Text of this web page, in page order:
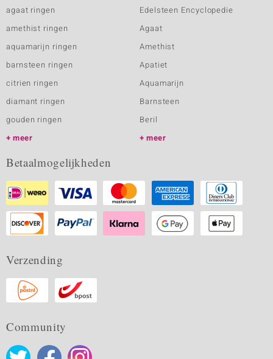
agaat ringen
amethist ringen
aquamarijn ringen
barnsteen ringen
citrien ringen
diamant ringen
gouden ringen
meer
Edelsteen Encyclopedie
Agaat
Amethist
Apatiet
Aquamarijn
Barnsteen
Beril
meer
Betaalmogelijkheden
Verzending
Community